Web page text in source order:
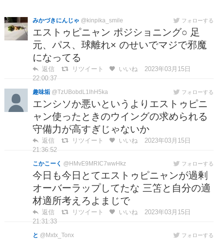
みかづきにんじゃ @kinpika_smile フォローする
エストゥピニャン ポジショニング○ 足
元、パス、球離れ× のせいでマジで邪魔
になってる
返信 リツイート いいね
2023年03月15日
22:00:37
趣味垢 @TzUBobdL1lhH5ka フォローする
エンシソか悪いというよりエストゥピニ
ャン使ったときのウイングの求められる
守備力が高すぎじゃないか
返信 リツイート いいね
2023年03月15日
21:36:52
こかこーく @HMvE9MRIC7wwHkz フォローする
今日も今日とてエストゥピニャンが過剰
オーバーラップしてたな 三笘と自分の適
材適所考えろよまじで
返信 リツイート いいね
2023年03月15日
21:31:33
と @Mxtx_Tonx フォローする